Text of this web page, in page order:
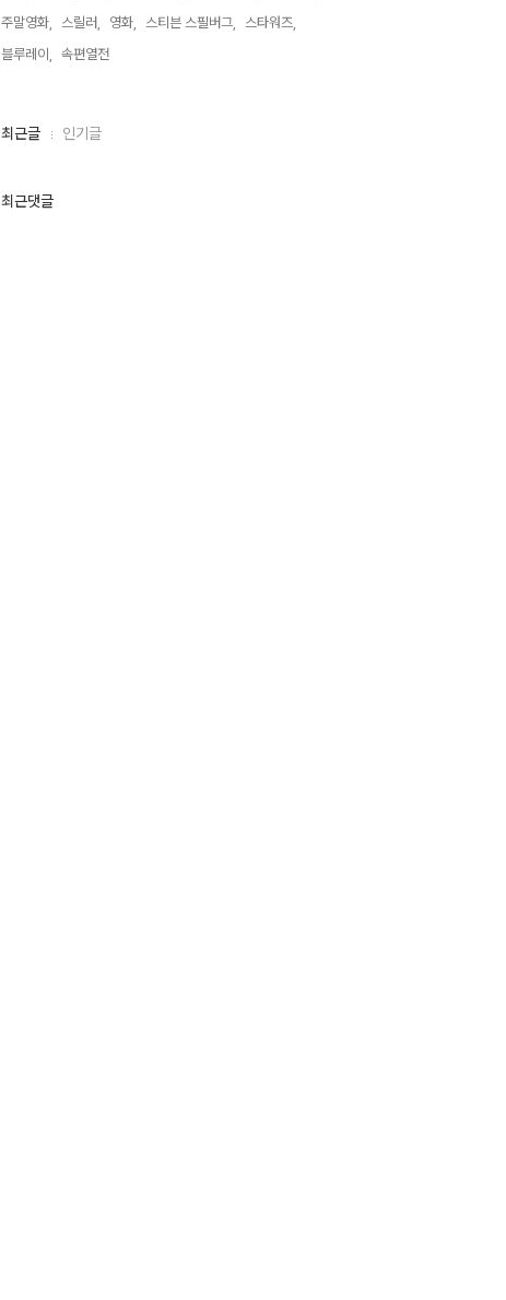
주말영화,
스릴러, 영화, 스티븐 스필버그,
스타워즈,
블루레이,
속편열전,
최
인
최근글 인기글
최근댓글